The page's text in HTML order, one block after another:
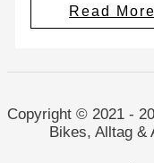
2026:
Read
Copyright © 2021 -
Bikes, Alltag &